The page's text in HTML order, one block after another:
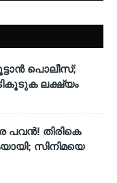
പൊലീസ്;
ലക്ഷ്യം
പവൻ! തിരികെ
സിനിമയെ